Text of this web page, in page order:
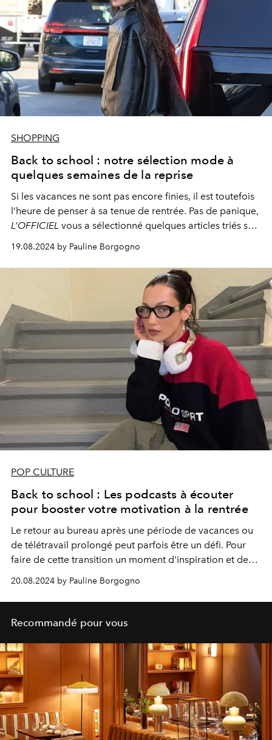
SHOPPING
Back to school : notre sélection mode à
quelques semaines de la reprise
Si les vacances ne sont pas encore finies, il est toutefois
l’heure de penser à sa tenue de rentrée. Pas de panique,
L’OFFICIEL vous a sélectionné quelques articles triés sur
19.08.2024 by Pauline Borgogno
POP CULTURE
Back to school : Les podcasts à écouter
pour booster votre motivation à la rentrée
Le retour au bureau après une période de vacances ou
de télétravail prolongé peut parfois être un défi. Pour
faire de cette transition un moment d'inspiration et de
motivation, rien de tel que de se plonger dans des
podcasts qui insufflent l'énergie et l'ambition
nécessaires.L’OFFICIELen a sélectionné 5 à écouter
pour préparer son retour au bureau, mais aussi pour
20.08.2024 by Pauline Borgogno
Recommandé pour vous